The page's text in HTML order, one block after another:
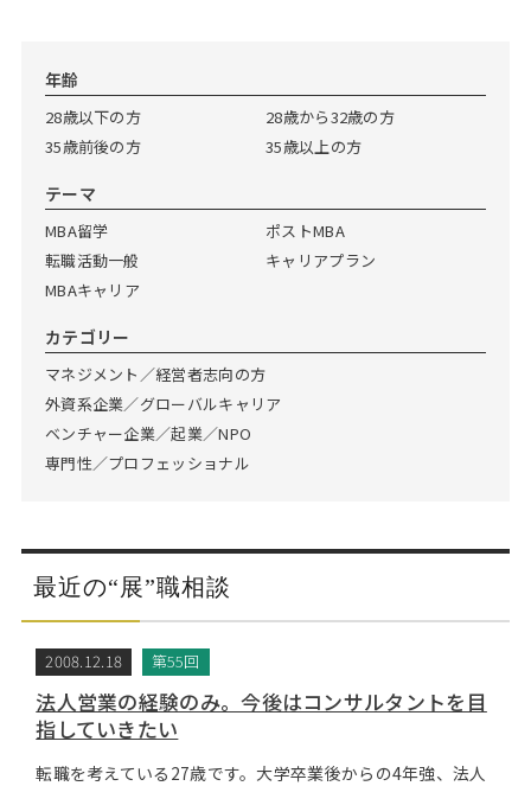
インターン受入企業一覧
MBAを生かす求人特集
年齢と年収の相関図
Web面接の準備・注意点
注目企業インタビュー
プロ経営者の特別セミナー
Career Talk Live
MBA NETWORKING
ニュースリリース
年齢
28歳以下の方
28歳から32歳の方
35歳前後の方
35歳以上の方
テーマ
MBA留学
ポストMBA
転職活動一般
キャリアプラン
MBAキャリア
カテゴリー
マネジメント／経営者志向の方
外資系企業／グローバルキャリア
ベンチャー企業／起業／NPO
専門性／プロフェッショナル
最近の“展”職相談
2008.12.18 第55回
法人営業の経験のみ。今後はコンサルタントを目
指していきたい
転職を考えている27歳です。大学卒業後からの4年強、法人